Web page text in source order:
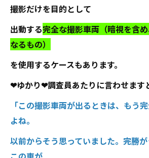
撮影だけを目的として
出動する完全な撮影車両（暗視を含
なるもの）
を使用するケースもあります。
❤ゆかり❤調査員あたりに言わせます
「この撮影車両が出るときは、もう
よね。
以前からそう思っていました。完勝が